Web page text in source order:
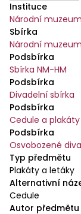
Instituce
Národní muzeum
Sbírka
Národní
Podsbírka
Sbírka NM-HM
Podsbírka
Divadelní sbírka
Podsbírka
Cedule a plakáty
Podsbírka
Osvobozené
Typ předmětu
Plakáty a letáky
Alternativní
Cedule
Autor předmětu